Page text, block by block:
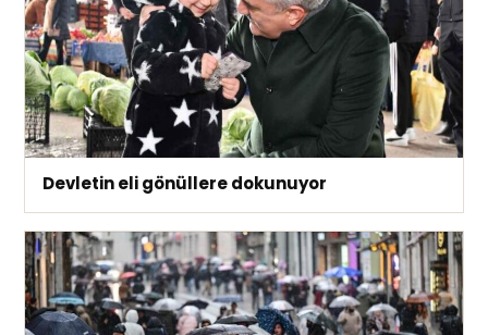
Devletin eli gönüllere dokunuyor